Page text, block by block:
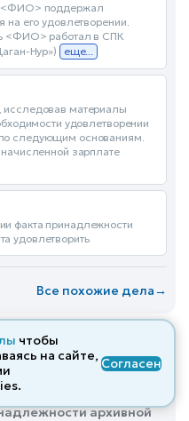
<ФИО> поддержал
на его удовлетворении.
<ФИО> работал в СПК
Нур»)
еще...
материалы
удовлетворении
следующим основаниям.
зарплате
факта принадлежности
удовлетворить
Все похожие дела→
2023
Ингушетия) ·
архивной
чтобы
на сайте, Согласен